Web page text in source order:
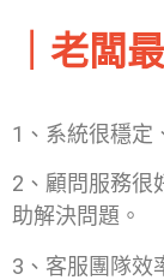
｜老闆
1、系統很穩定
2、顧問服務很
助解決問題。
3、客服團隊效